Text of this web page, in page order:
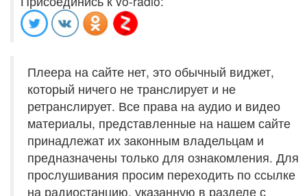
Плеера на сайте нет, это обычный виджет,
который ничего не транслирует и не
ретранслирует. Все права на аудио и видео
материалы, представленные на нашем сайте
принадлежат их законным владельцам и
предназначены только для ознакомления. Для
прослушивания просим переходить по ссылке
на радиостанцию, указанную в разделе с